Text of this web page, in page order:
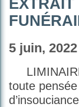
5 juin,
toute